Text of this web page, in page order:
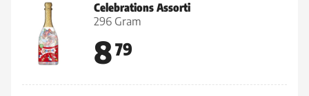
Celebrations Assorti
296 Gram
879